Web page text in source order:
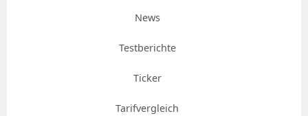
News
Testberichte
Ticker
Tarifvergleich